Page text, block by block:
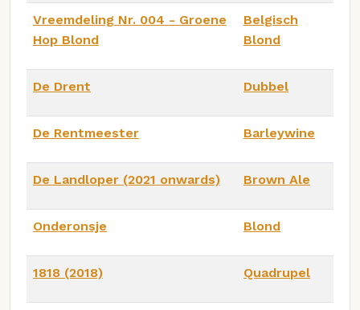
Vreemdeling Nr. 004 - Groene
Hop Blond
Belgisch
Blond
De Drent Dubbel
De Rentmeester Barleywine
De Landloper (2021 onwards) Brown Ale
Onderonsje Blond
1818 (2018) Quadrupel